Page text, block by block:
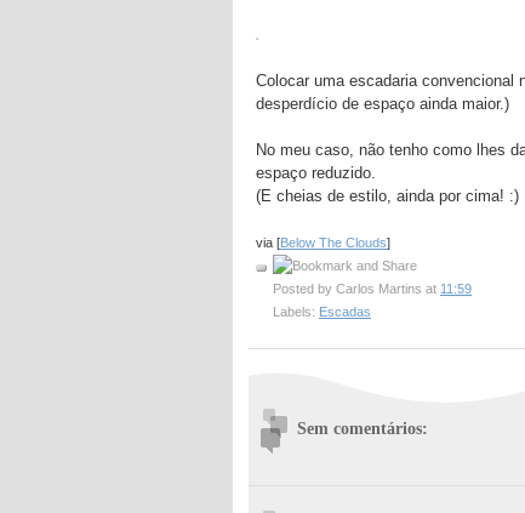
Colocar uma escadaria convencional
desperdício de espaço ainda maior.)
No meu caso, não tenho como lhes
espaço reduzido.
(E cheias de estilo, ainda por cima! :)
via [Below The Clouds]
Posted by Carlos Martins at 11:59
Labels: Escadas
Sem comentários: